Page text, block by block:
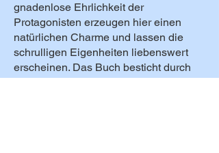
gnadenlose Ehrlichkeit der
Protagonisten erzeugen hier einen
natürlichen Charme und lassen die
schrulligen Eigenheiten liebenswert
erscheinen. Das Buch besticht durch
Herzlichkeit und Wahrhaftigkeit, zeigt